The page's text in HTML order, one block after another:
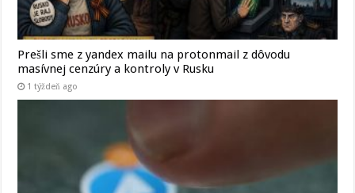
Prešli sme z yandex mailu na protonmail z dôvodu
masívnej cenzúry a kontroly v Rusku
1 týždeň ago